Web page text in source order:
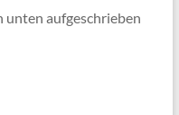
unten aufgeschrieben